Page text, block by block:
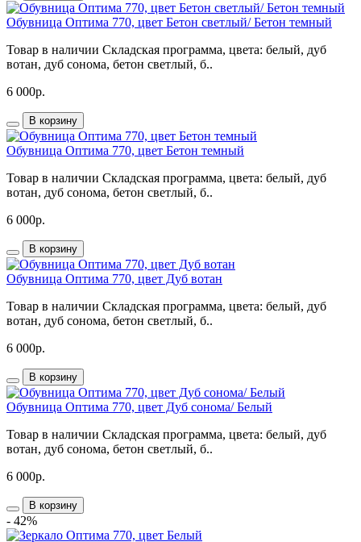
Обувница Оптима 770, цвет Бетон светлый/ Бетон темный
Товар в наличии Складская программа, цвета: белый, дуб
вотан, дуб сонома, бетон светлый, б..
6 000р.
В корзину
Обувница Оптима 770, цвет Бетон темный
Товар в наличии Складская программа, цвета: белый, дуб
вотан, дуб сонома, бетон светлый, б..
6 000р.
В корзину
Обувница Оптима 770, цвет Дуб вотан
Товар в наличии Складская программа, цвета: белый, дуб
вотан, дуб сонома, бетон светлый, б..
6 000р.
В корзину
Обувница Оптима 770, цвет Дуб сонома/ Белый
Товар в наличии Складская программа, цвета: белый, дуб
вотан, дуб сонома, бетон светлый, б..
6 000р.
В корзину
- 42%